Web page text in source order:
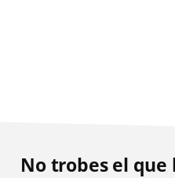
No trobes el que